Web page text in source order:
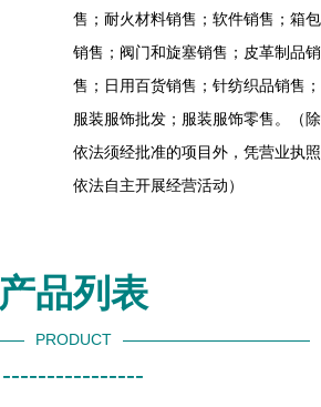
售；耐火材料销售；软件销售；箱包
销售；阀门和旋塞销售；皮革制品销
售；日用百货销售；针纺织品销售；
服装服饰批发；服装服饰零售。（除
依法须经批准的项目外，凭营业执照
依法自主开展经营活动）
产品列表
PRODUCT
----------------